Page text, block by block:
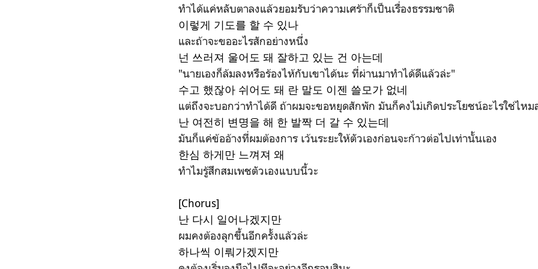
ทำได้แค่หลับตาลงแล้วยอมรับว่าความเศร้าก็เป็นเรื่องธรรมชาติ
이렇게 기도를 할 수 있나
และถ้าจะขออะไรสักอย่างหนึ่ง
넌 쓰러져 울어도 돼 잘하고 있는 건 아는데
"นายเองก็ล้มลงหรือร้องไห้กับเขาได้นะ ที่ผ่านมาทำได้ดีแล้วล่ะ"
수고 했잖아 쉬어도 돼 란 말도 이젠 쓸모가 없네
แต่ถึงจะบอกว่าทำได้ดี ถ้าผมจะขอหยุดสักพัก มันก็คงไม่เกิดประโยชน์อะไรใช่ไหม
난 여전히 변명을 해 한 발짝 더 갈 수 있는데
มันก็แค่ข้ออ้างที่ผมต้องการ เว้นระยะให้ตัวเองก่อนจะก้าวต่อไปเท่านั้นเอง
한심 하게만 느껴져 왜
ทำไมรู้สึกสมเพชตัวเองแบบนี้วะ
[Chorus]
난 다시 일어나겠지만
ผมคงต้องลุกขึ้นอีกครั้งแล้วล่ะ
하나씩 이뤄가겠지만